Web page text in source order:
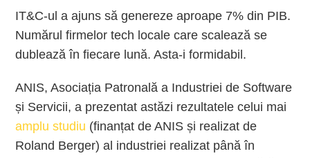
IT&C-ul a ajuns să genereze aproape 7% din PIB.
Numărul firmelor tech locale care scalează se
dublează în fiecare lună. Asta-i formidabil.
ANIS, Asociația Patronală a Industriei de Software
și Servicii, a prezentat astăzi rezultatele celui mai
amplu studiu (finanțat de ANIS și realizat de
Roland Berger) al industriei realizat până în